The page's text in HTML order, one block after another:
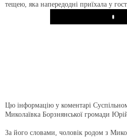
тещею, яка напередодні приїхала у
Play
Цю інформацію у коментарі
Миколаївка Борзнянської громади
За його словами, чоловік родом з